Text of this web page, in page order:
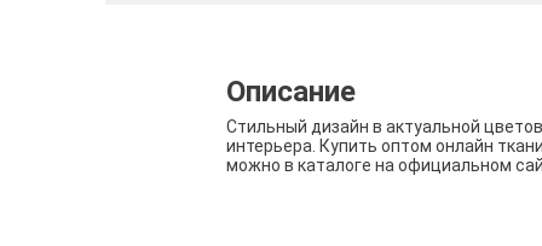
Описание
Стильный дизайн в актуальной
интерьера. Купить оптом онлайн
можно в каталоге на официальном